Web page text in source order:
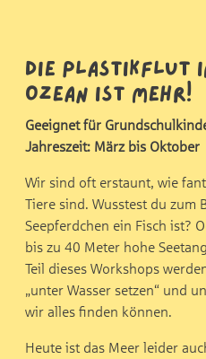
Die Plastikflut
Ozean ist mehr!
Geeignet für
Jahreszeit: März bis Oktober
Wir sind oft erstaunt, wie
Tiere sind. Wusstest du zum
Seepferdchen ein Fisch ist?
bis zu 40 Meter hohe
Teil dieses Workshops
„unter Wasser setzen“ und
wir alles finden können.
Heute ist das Meer leider